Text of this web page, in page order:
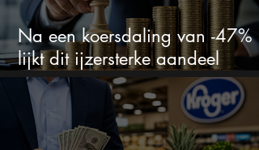
Na een koersdaling van -47%
lijkt dit ijzersterke aandeel
aantrekkelijker dan ooit